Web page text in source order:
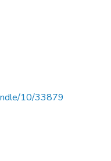
10/33879